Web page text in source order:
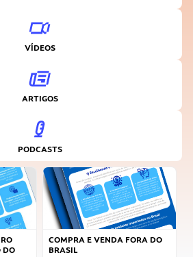
VÍDEOS
ARTIGOS
PODCASTS
DO
COMPRA E VENDA FORA DO
BRASIL